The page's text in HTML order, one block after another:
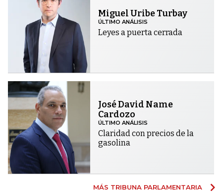
Miguel Uribe Turbay
ÚLTIMO ANÁLISIS
Leyes a puerta cerrada
José David Name
Cardozo
ÚLTIMO ANÁLISIS
Claridad con precios de la
gasolina
MÁS TRIBUNA PARLAMENTARIA